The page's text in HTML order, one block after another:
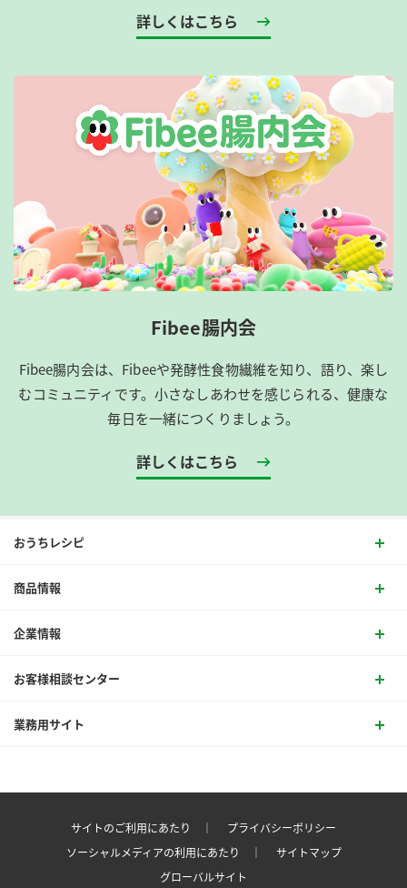
詳しくはこちら
Fibee腸内会
Fibee腸内会は、​Fibeeや発酵性食物繊維を知り、語り、楽し
むコミュニティです。​小さなしあわせを感じられる、健康な
毎日を一緒につくりましょう。
詳しくはこちら
おうちレシピ
商品情報
企業情報
お客様相談センター
業務用サイト
サイトのご利用にあたり ｜
プライバシーポリシー
ソーシャルメディアの利用にあたり ｜
サイトマップ
グローバルサイト